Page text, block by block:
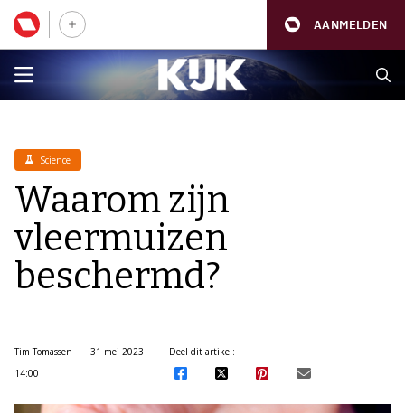
AANMELDEN
Science
Waarom zijn
vleermuizen
beschermd?
Tim Tomassen
31 mei 2023
14:00
Deel dit artikel: